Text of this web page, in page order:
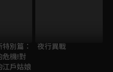
別篇：
危機!對
江戶姑娘
夜行異戰